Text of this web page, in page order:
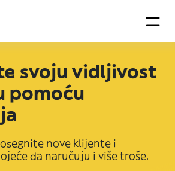
svoju vidljivost
pomoću
nove klijente i
da naručuju i više troše.